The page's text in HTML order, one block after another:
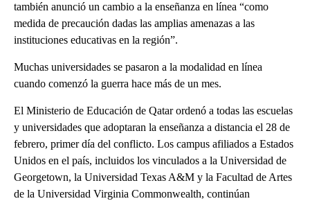
también anunció un cambio a la enseñanza en línea “como
medida de precaución dadas las amplias amenazas a las
instituciones educativas en la región”.
Muchas universidades se pasaron a la modalidad en línea
cuando comenzó la guerra hace más de un mes.
El Ministerio de Educación de Qatar ordenó a todas las escuelas
y universidades que adoptaran la enseñanza a distancia el 28 de
febrero, primer día del conflicto. Los campus afiliados a Estados
Unidos en el país, incluidos los vinculados a la Universidad de
Georgetown, la Universidad Texas A&M y la Facultad de Artes
de la Universidad Virginia Commonwealth, continúan